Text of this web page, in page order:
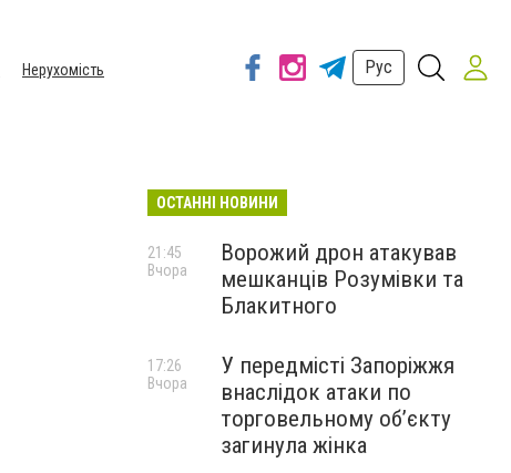
Нерухомість
Рус
ОСТАННІ НОВИНИ
Ворожий дрон атакував
мешканців Розумівки та
Блакитного
21:45
Вчора
У передмісті Запоріжжя
внаслідок атаки по
торговельному обʼєкту
загинула жінка
17:26
Вчора